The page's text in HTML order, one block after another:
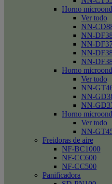
Horno
Ver todo
NN-
NN-
NN-
NN-
NN-
Horno
Ver todo
NN-
NN-
NN-
Horno
Ver todo
NN-
Freidoras de aire
NF-BC1000
NF-CC600
NF-CC500
Panificadora